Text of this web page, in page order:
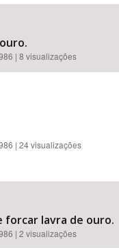
| 8 visualizações
| 24 visualizações
forcar lavra de ouro.
| 2 visualizações